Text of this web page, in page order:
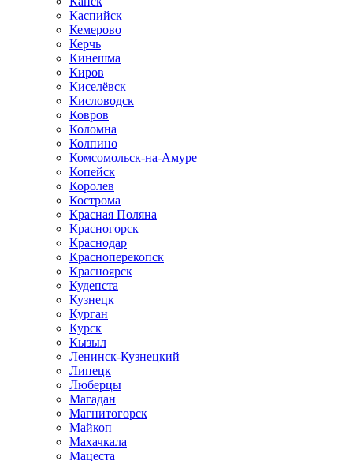
Каспийск
Кемерово
Керчь
Кинешма
Киров
Киселёвск
Кисловодск
Ковров
Коломна
Колпино
Комсомольск-на-Амуре
Копейск
Королев
Кострома
Красная Поляна
Красногорск
Краснодар
Красноперекопск
Красноярск
Кудепста
Кузнецк
Курган
Курск
Кызыл
Ленинск-Кузнецкий
Липецк
Люберцы
Магадан
Магнитогорск
Майкоп
Махачкала
Мацеста